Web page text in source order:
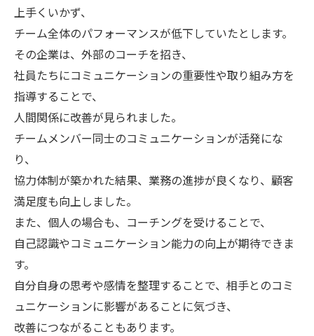
上手くいかず、
チーム全体のパフォーマンスが低下していたとします。
その企業は、外部のコーチを招き、
社員たちにコミュニケーションの重要性や取り組み方を
指導することで、
人間関係に改善が見られました。
チームメンバー同士のコミュニケーションが活発にな
り、
協力体制が築かれた結果、業務の進捗が良くなり、顧客
満足度も向上しました。
また、個人の場合も、コーチングを受けることで、
自己認識やコミュニケーション能力の向上が期待できま
す。
自分自身の思考や感情を整理することで、相手とのコミ
ュニケーションに影響があることに気づき、
改善につながることもあります。